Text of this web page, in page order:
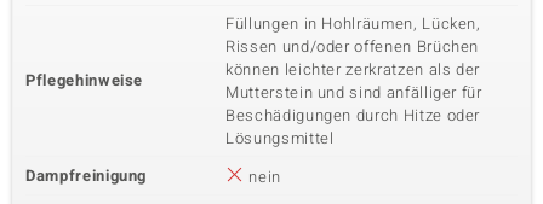
Pflegehinweise
Füllungen in Hohlräumen, Lücken,
Rissen und/oder offenen Brüchen
können leichter zerkratzen als der
Mutterstein und sind anfälliger für
Beschädigungen durch Hitze oder
Lösungsmittel
Dampfreinigung
nein